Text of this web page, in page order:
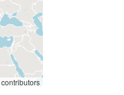
contributors